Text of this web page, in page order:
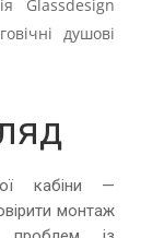
Glassdesign
душові
кабіни —
монтаж